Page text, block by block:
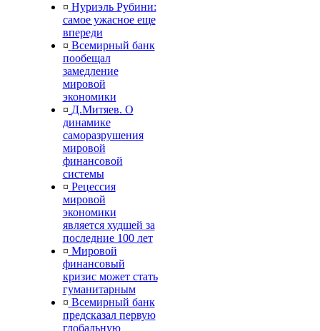
¤ Нуриэль Рубини:
самое ужасное еще
впереди
¤ Всемирный банк
пообещал
замедление
мировой
экономики
¤ Д.Митяев. О
динамике
саморазрушения
мировой
финансовой
системы
¤ Рецессия
мировой
экономики
является худшей за
последние 100 лет
¤ Мировой
финансовый
кризис может стать
гуманитарным
¤ Всемирный банк
предсказал первую
глобальную